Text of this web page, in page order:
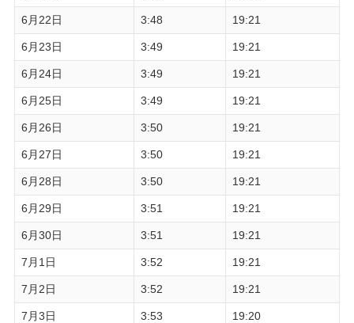
6月22日 3:48 19:21
6月23日 3:49 19:21
6月24日 3:49 19:21
6月25日 3:49 19:21
6月26日 3:50 19:21
6月27日 3:50 19:21
6月28日 3:50 19:21
6月29日 3:51 19:21
6月30日 3:51 19:21
7月1日 3:52 19:21
7月2日 3:52 19:21
7月3日 3:53 19:20